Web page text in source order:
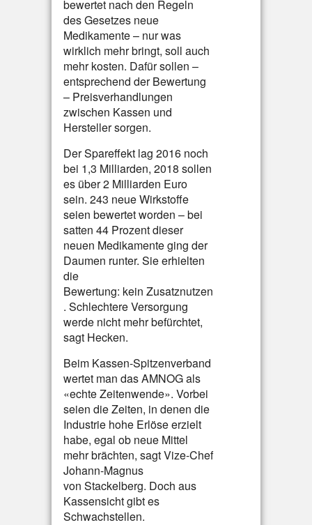
bewertet nach den Regeln
des Gesetzes neue
Medikamente – nur was
wirklich mehr bringt, soll auch
mehr kosten. Dafür sollen –
entsprechend der Bewertung
– Preisverhandlungen
zwischen Kassen und
Hersteller sorgen.
Der Spareffekt lag 2016 noch
bei 1,3 Milliarden, 2018 sollen
es über 2 Milliarden Euro
sein. 243 neue Wirkstoffe
seien bewertet worden – bei
satten 44 Prozent dieser
neuen Medikamente ging der
Daumen runter. Sie erhielten
die
Bewertung: kein Zusatznutzen
. Schlechtere Versorgung
werde nicht mehr befürchtet,
sagt Hecken.
Beim Kassen-Spitzenverband
wertet man das AMNOG als
«echte Zeitenwende». Vorbei
seien die Zeiten, in denen die
Industrie hohe Erlöse erzielt
habe, egal ob neue Mittel
mehr brächten, sagt Vize-Chef
Johann-Magnus
von Stackelberg. Doch aus
Kassensicht gibt es
Schwachstellen.